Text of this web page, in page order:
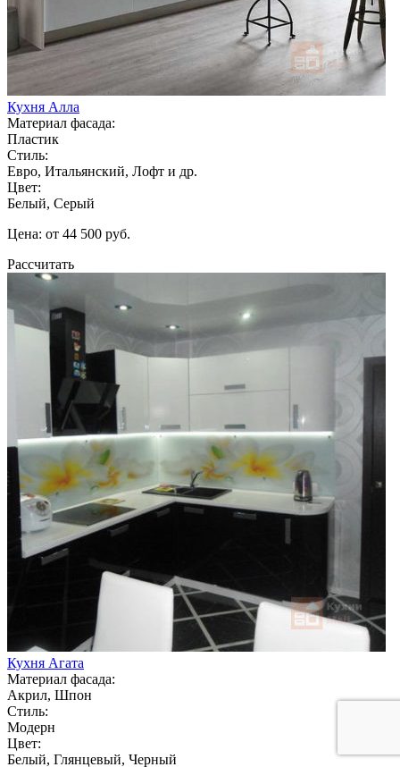
Кухня Алла
Материал фасада:
Пластик
Стиль:
Евро, Итальянский, Лофт и др.
Цвет:
Белый, Серый
Цена: от 44 500 руб.
Рассчитать
Кухня Агата
Материал фасада:
Акрил, Шпон
Стиль:
Модерн
Цвет:
Белый, Глянцевый, Черный